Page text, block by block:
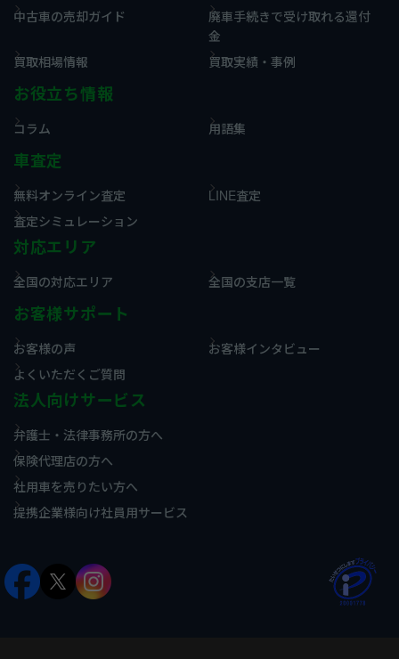
中古車の売却ガイド
廃車手続きで受け取れる還付
金
買取相場情報
買取実績・事例
お役立ち情報
コラム 用語集
車査定
無料オンライン査定
LINE査定
査定シミュレーション
対応エリア
全国の対応エリア 全国の支店一覧
お客様サポート
お客様の声
お客様インタビュー
よくいただくご質問
法人向けサービス
弁護士・法律事務所の方へ
保険代理店の方へ
社用車を売りたい方へ
提携企業様向け社員用サービス